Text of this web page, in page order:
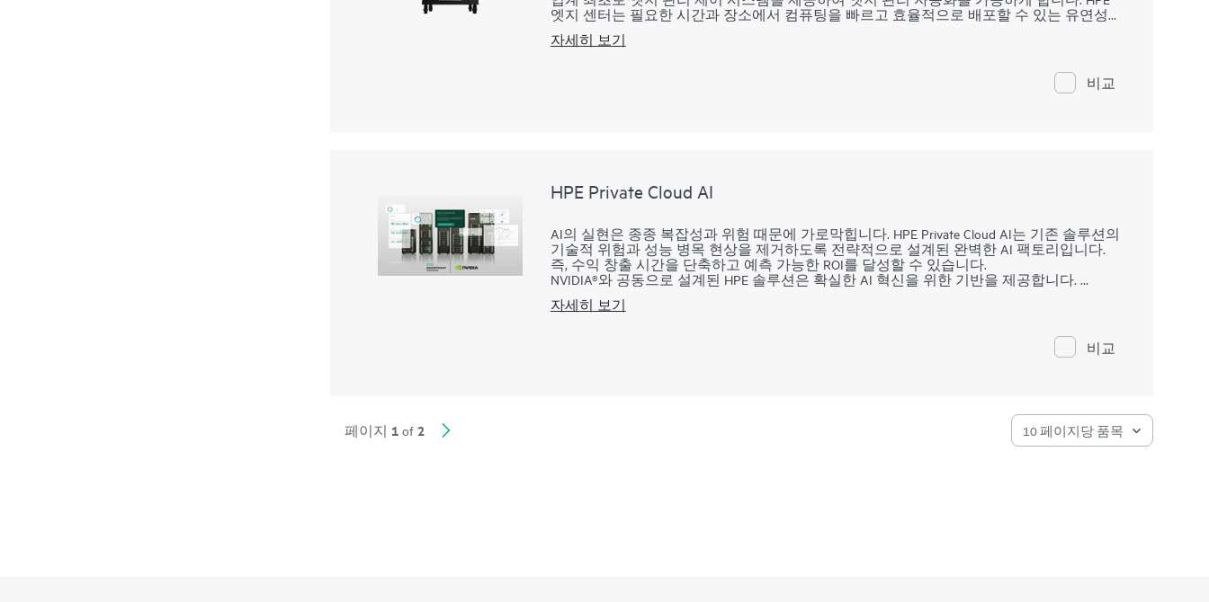
엣지 센터는 필요한 시간과 장소에서 컴퓨팅을 빠르고 효율적으로 배포할 수 있는 유연성을
루션입니다.
자세히 보기
비교
HPE Private Cloud AI
AI의 실현은 종종 복잡성과 위험 때문에 가로막힙니다. HPE Private Cloud AI는 기존 솔루션의
기술적 위험과 성능 병목 현상을 제거하도록 전략적으로 설계된 완벽한 AI 팩토리입니다.
즉, 수익 창출 시간을 단축하고 예측 가능한 ROI를 달성할 수 있습니다.
NVIDIA®와 공동으로 설계된 HPE 솔루션은 확실한 AI 혁신을 위한 기반을 제공합니다.
넘어 더 나은 단계로 나아가는 데 필요한 재정적 투명성을 제공합니다.
• 미래 지향적인 확장성: 다양한 컴퓨팅 및 GPU 아키텍처에서 AI 인프라를 원활하게 확장하
자세히 보기
비교
페이지 1 of 2